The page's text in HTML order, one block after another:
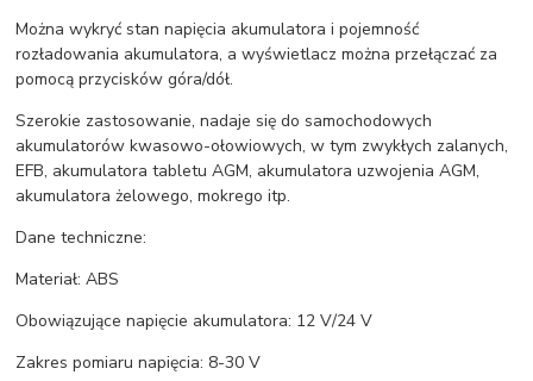
Można wykryć stan napięcia akumulatora i pojemność
rozładowania akumulatora, a wyświetlacz można przełączać za
pomocą przycisków góra/dół.
Szerokie zastosowanie, nadaje się do samochodowych
akumulatorów kwasowo-ołowiowych, w tym zwykłych zalanych,
EFB, akumulatora tabletu AGM, akumulatora uzwojenia AGM,
akumulatora żelowego, mokrego itp.
Dane techniczne:
Materiał: ABS
Obowiązujące napięcie akumulatora: 12 V/24 V
Zakres pomiaru napięcia: 8-30 V